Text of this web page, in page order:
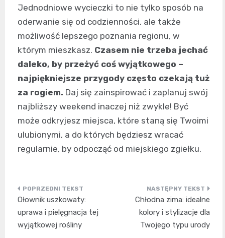
Jednodniowe wycieczki to nie tylko sposób na
oderwanie się od codzienności, ale także
możliwość lepszego poznania regionu, w
którym mieszkasz. Czasem nie trzeba jechać
daleko, by przeżyć coś wyjątkowego –
najpiękniejsze przygody często czekają tuż
za rogiem. Daj się zainspirować i zaplanuj swój
najbliższy weekend inaczej niż zwykle! Być
może odkryjesz miejsca, które staną się Twoimi
ulubionymi, a do których będziesz wracać
regularnie, by odpocząć od miejskiego zgiełku.
Nawigacja
wpisu
Ołownik uszkowaty:
uprawa i pielęgnacja tej
wyjątkowej rośliny
Chłodna zima: idealne
kolory i stylizacje dla
Twojego typu urody